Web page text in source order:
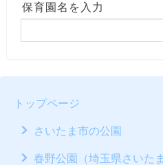
保育園名を入力
トップページ
さいたま市の公園
春野公園（埼玉県さいたま